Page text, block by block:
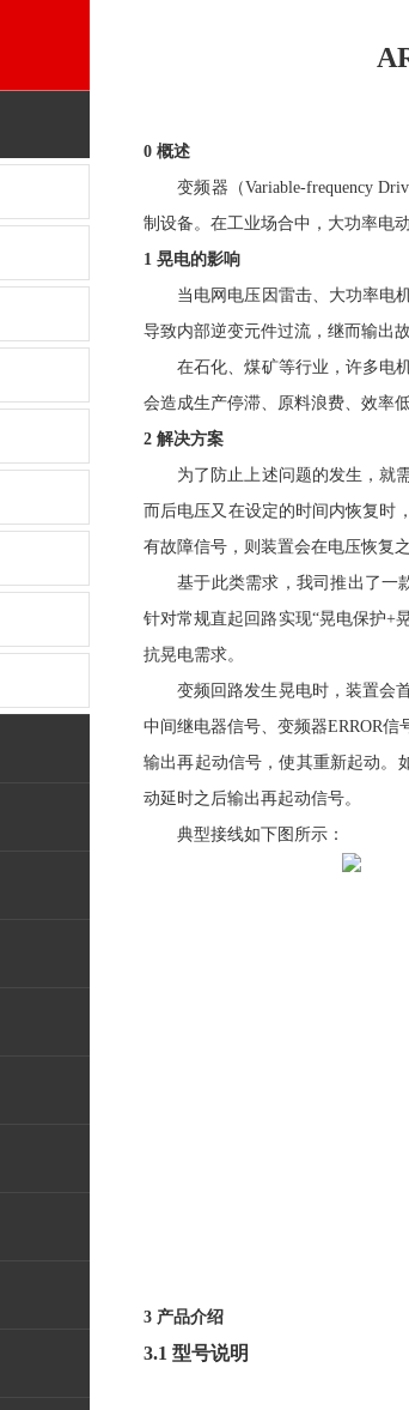
0 概述
变频器（Variable-frequency
制设备。在工业场合中，大功率电
1 晃电的影响
当电网电压因雷击、大功率电
导致内部逆变元件过流，继而输出故
在石化、煤矿等行业，许多电
会造成生产停滞、原料浪费、效率
2 解决方案
为了防止上述问题的发生，就
而后电压又在设定的时间内恢复时
有故障信号，则装置会在电压恢复
基于此类需求，我司推出了一
针对常规直起回路实现“晃电保护+
抗晃电需求。
变频回路发生晃电时，装置会
中间继电器信号、变频器ERROR信
输出再起动信号，使其重新起动。
动延时之后输出再起动信号。
典型接线如下图所示：
3 产品介绍
3.1 型号说明